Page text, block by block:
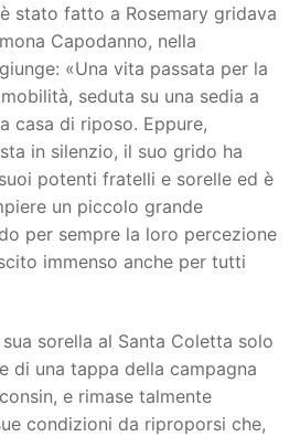
stato fatto a Rosemary gridava
Capodanno, nella
«Una vita passata per la
seduta su una sedia a
casa di riposo. Eppure,
in silenzio, il suo grido ha
potenti fratelli e sorelle ed è
un piccolo grande
per sempre la loro percezione
immenso anche per tutti
sorella al Santa Coletta solo
di una tappa della campagna
e rimase talmente
condizioni da riproporsi che,